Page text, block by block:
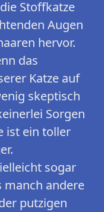
Stoffkatze
Augen
hervor.
das
Katze auf
skeptisch
Sorgen
ist ein toller
sogar
manch andere
putzigen